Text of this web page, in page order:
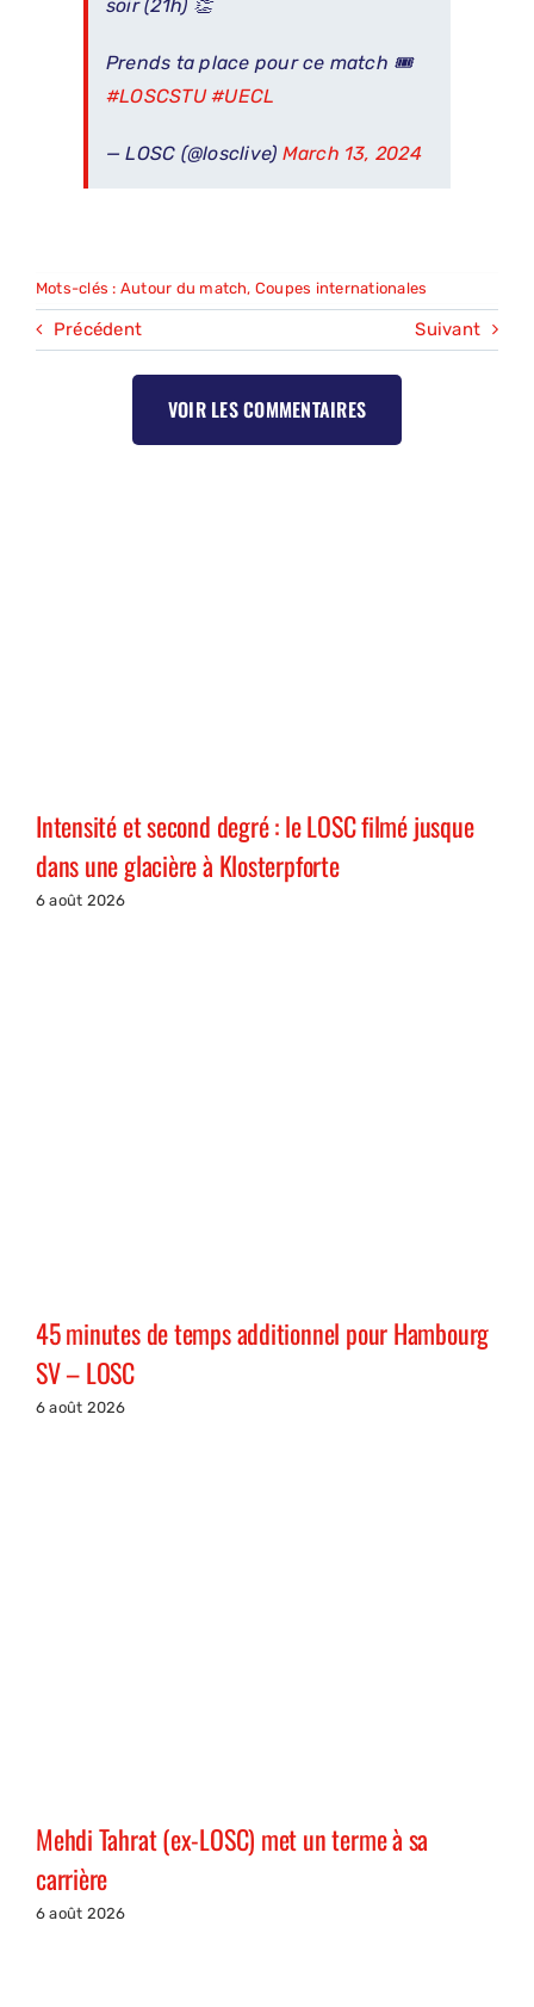
soir (21h) 👏
Prends ta place pour ce match 🎟
#LOSCSTU #UECL
— LOSC (@losclive) March 13, 2024
Mots-clés : Autour du match, Coupes internationales
Précédent Suivant
VOIR LES COMMENTAIRES
Intensité et second degré : le LOSC filmé jusque
dans une glacière à Klosterpforte
6 août 2026
45 minutes de temps additionnel pour Hambourg
SV – LOSC
6 août 2026
Mehdi Tahrat (ex-LOSC) met un terme à sa
carrière
6 août 2026